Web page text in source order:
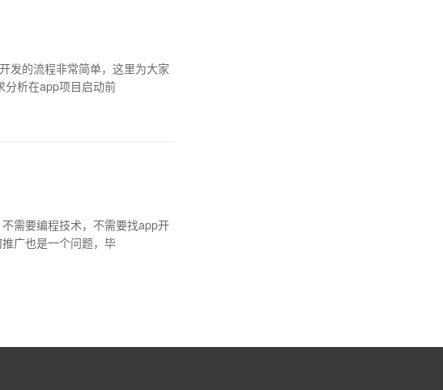
发的流程非常简单，这里为大家
分析在app项目启动前
需要编程技术，不需要找app开
广也是一个问题，毕